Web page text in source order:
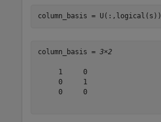
column_basis = U(:,logical(s))
column_basis = 3×2
     1     0
     0     1
     0     0